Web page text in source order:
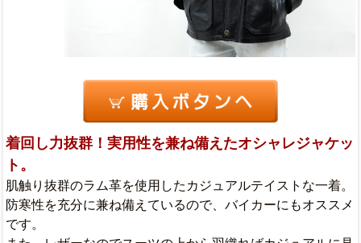
着回し力抜群！実用性を兼ね備えたオシャレジャケッ
ト。
肌触り抜群のラム革を使用したカジュアルテイストな一着。
防寒性を充分に兼ね備えているので、バイカーにもオススメ
です。